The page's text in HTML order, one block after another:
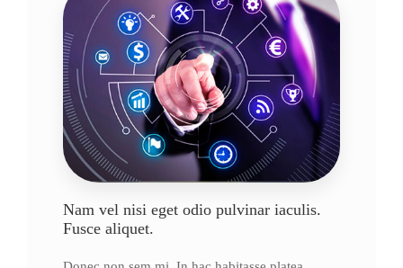
Nam vel nisi eget odio pulvinar iaculis.
Fusce aliquet.